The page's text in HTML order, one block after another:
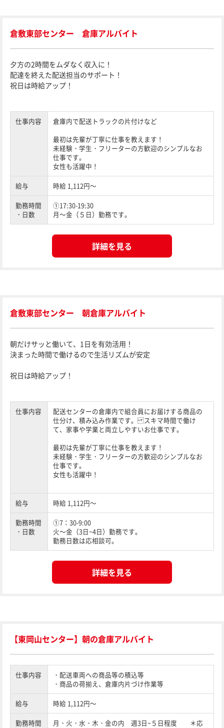
倉敷東部センター 倉庫アルバイト
夕方の2時間をムダなく収入に！
配達を終えた配送担当のサポート！
祝日は時給アップ！
仕事内容
倉庫内で配送トラックの片付けなど
最初は先輩が丁寧に仕事を教えます！
未経験・学生・フリーターの方歓迎のシンプルなお
仕事です。
女性も活躍中！
給与 時給 1,112円～
勤務時間
・日数
①17:30-19:30
月～金（５日）勤務です。
詳細を見る
倉敷東部センター 朝倉庫アルバイト
朝だけサッと働いて、1日を有効活用！
決まった時間で働けるので生活リズムが安定
祝日は時給アップ！
仕事内容
配送センターの倉庫内で組合員にお届けする商品の
仕分け、積み込み作業です。 スキマ時間で働け
て、家事や学業と両立しやすいお仕事です。
最初は先輩が丁寧に仕事を教えます！
未経験・学生・フリーターの方歓迎のシンプルなお
仕事です。
女性も活躍中！
給与 時給 1,112円～
勤務時間
・日数
①7：30-9:00
火～金（3日~4日）勤務です。
勤務日数は応相談可。
詳細を見る
【東岡山センター】朝の倉庫アルバイト
仕事内容
・配送車両への商品等の積込等
・商品の荷揃え、倉庫内片づけ作業等
給与 時給 1,112円～
勤務時間
月・火・水・木・金の内 週3日~５日程度 ＊応